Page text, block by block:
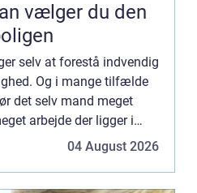
selv at forestå indvendig
Og i mange tilfælde
det selv mand meget
arbejde der ligger i
er h... 04 August 2026